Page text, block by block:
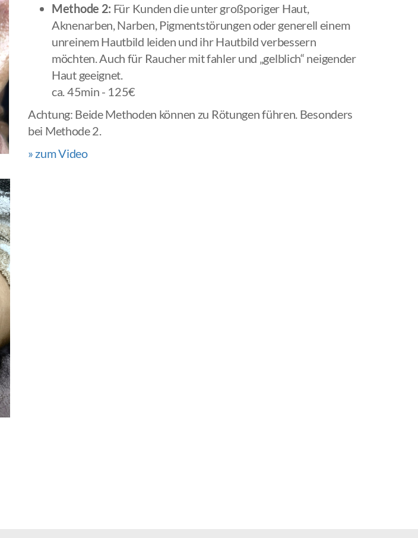
Methode 2: Für Kunden die unter großporiger Haut,
Aknenarben, Narben, Pigmentstörungen oder generell einem
unreinem Hautbild leiden und ihr Hautbild verbessern
möchten. Auch für Raucher mit fahler und „gelblich“ neigender
Haut geeignet.
ca. 45min - 125€
Achtung: Beide Methoden können zu Rötungen führen. Besonders
bei Methode 2.
» zum Video